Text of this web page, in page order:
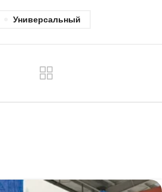
Универсальный